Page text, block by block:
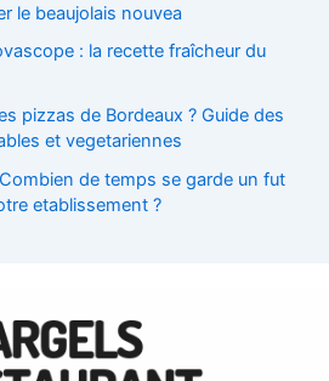
le beaujolais nouvea
: la recette fraîcheur du
pizzas de Bordeaux ? Guide des
et vegetariennes
de temps se garde un fut
etablissement ?